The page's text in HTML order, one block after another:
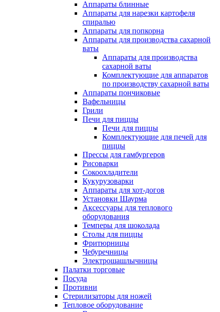
Аппараты блинные
Аппараты для нарезки картофеля
спиралью
Аппараты для попкорна
Аппараты для производства сахарной
ваты
Аппараты для производства
сахарной ваты
Комплектующие для аппаратов
по производству сахарной ваты
Аппараты пончиковые
Вафельницы
Грили
Печи для пиццы
Печи для пиццы
Комплектующие для печей для
пиццы
Прессы для гамбургеров
Рисоварки
Сокоохладители
Кукурузоварки
Аппараты для хот-догов
Установки Шаурма
Аксессуары для теплового
оборудования
Темперы для шоколада
Столы для пиццы
Фритюрницы
Чебуречницы
Электрошашлычницы
Палатки торговые
Посуда
Противни
Стерилизаторы для ножей
Тепловое оборудование